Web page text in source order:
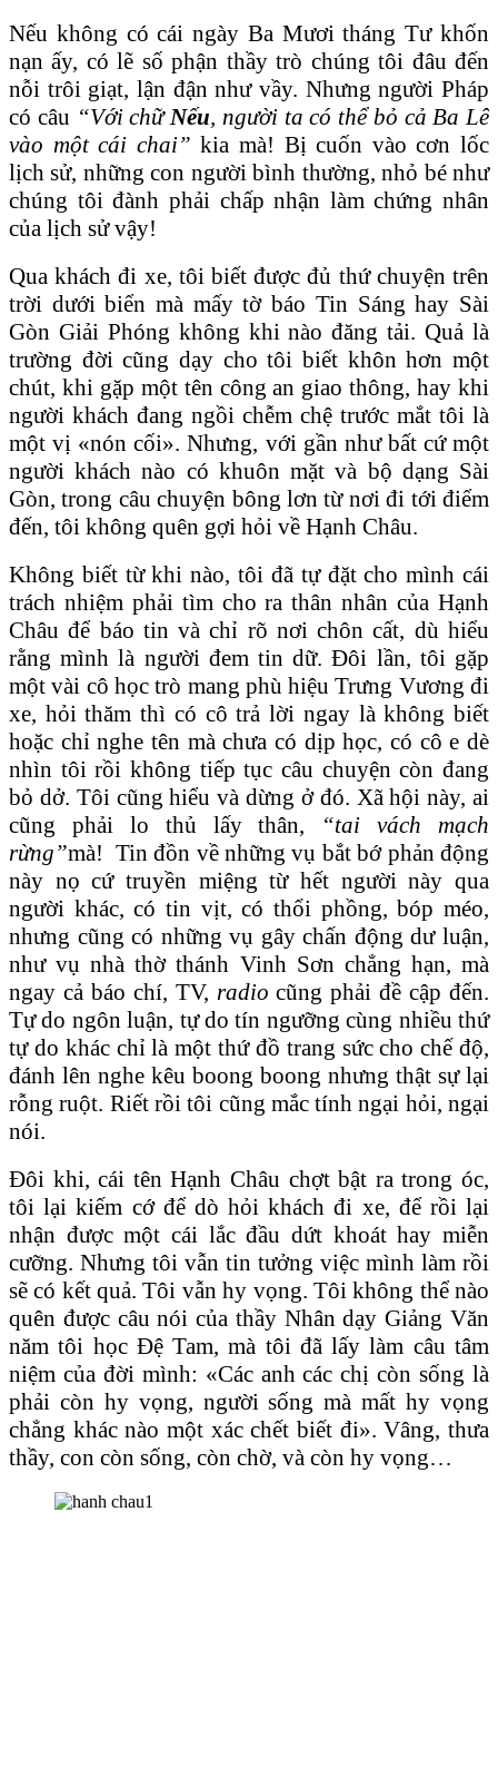
Nếu không có cái ngày Ba Mươi tháng Tư khốn
nạn ấy, có lẽ số phận thầy trò chúng tôi đâu đến
nỗi trôi giạt, lận đận như vầy. Nhưng người Pháp
có câu “Với chữNếu, người ta có thể bỏ cả Ba Lê
vào một cái chai” kia mà! Bị cuốn vào cơn lốc
lịch sử, những con người bình thường, nhỏ bé như
chúng tôi đành phải chấp nhận làm chứng nhân
của lịch sử vậy!
Qua khách đi xe, tôi biết được đủ thứ chuyện trên
trời dưới biển mà mấy tờ báo Tin Sáng hay Sài
Gòn Giải Phóng không khi nào đăng tải. Quả là
trường đời cũng dạy cho tôi biết khôn hơn một
chút, khi gặp một tên công an giao thông, hay khi
người khách đang ngồi chễm chệ trước mắt tôi là
một vị «nón cối». Nhưng, với gần như bất cứ một
người khách nào có khuôn mặt và bộ dạng Sài
Gòn, trong câu chuyện bông lơn từ nơi đi tới điểm
đến, tôi không quên gợi hỏi về Hạnh Châu.
Không biết từ khi nào, tôi đã tự đặt cho mình cái
trách nhiệm phải tìm cho ra thân nhân của Hạnh
Châu để báo tin và chỉ rõ nơi chôn cất, dù hiểu
rằng mình là người đem tin dữ. Ðôi lần, tôi gặp
một vài cô học trò mang phù hiệu Trưng Vương đi
xe, hỏi thăm thì có cô trả lời ngay là không biết
hoặc chỉ nghe tên mà chưa có dịp học, có cô e dè
nhìn tôi rồi không tiếp tục câu chuyện còn đang
bỏ dở. Tôi cũng hiểu và dừng ở đó. Xã hội này, ai
cũng phải lo thủ lấy thân,
“tai vách mạch
rừng”mà! Tin đồn về những vụ bắt bớ phản động
này nọ cứ truyền miệng từ hết người này qua
người khác, có tin vịt, có thổi phồng, bóp méo,
nhưng cũng có những vụ gây chấn động dư luận,
như vụ nhà thờ thánh Vinh Sơn chẳng hạn, mà
ngay cả báo chí, TV, radio cũng phải đề cập đến.
Tự do ngôn luận, tự do tín ngưỡng cùng nhiều thứ
tự do khác chỉ là một thứ đồ trang sức cho chế độ,
đánh lên nghe kêu boong boong nhưng thật sự lại
rỗng ruột. Riết rồi tôi cũng mắc tính ngại hỏi, ngại
nói.
Ðôi khi, cái tên Hạnh Châu chợt bật ra trong óc,
tôi lại kiếm cớ để dò hỏi khách đi xe, để rồi lại
nhận được một cái lắc đầu dứt khoát hay miễn
cưỡng. Nhưng tôi vẫn tin tưởng việc mình làm rồi
sẽ có kết quả. Tôi vẫn hy vọng. Tôi không thể nào
quên được câu nói của thầy Nhân dạy Giảng Văn
năm tôi học Đệ Tam, mà tôi đã lấy làm câu tâm
niệm của đời mình: «Các anh các chị còn sống là
phải còn hy vọng, người sống mà mất hy vọng
chẳng khác nào một xác chết biết đi». Vâng, thưa
thầy, con còn sống, còn chờ, và còn hy vọng…